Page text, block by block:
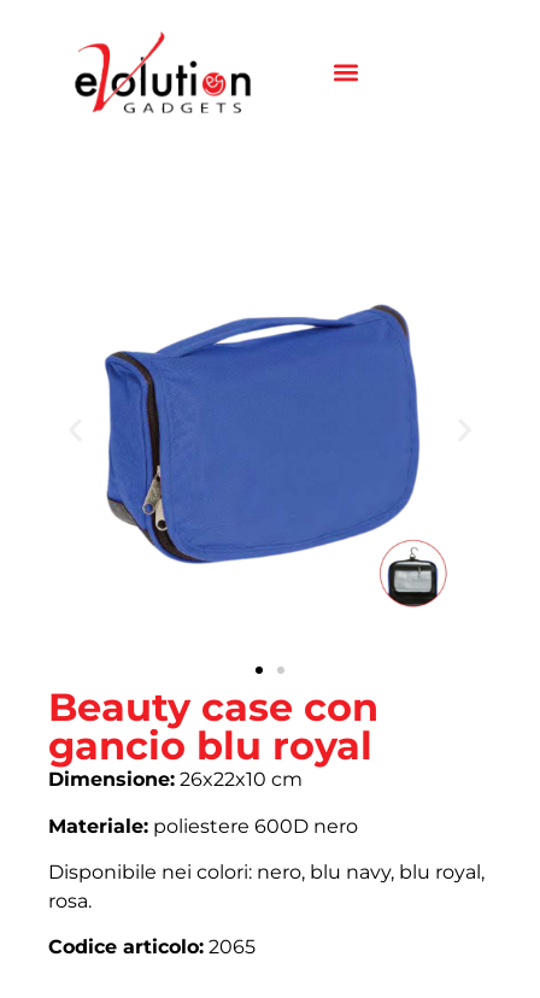
Beauty case con
gancio blu royal
Dimensione: 26x22x10 cm
Materiale: poliestere 600D nero
Disponibile nei colori: nero, blu navy, blu royal,
rosa.
Codice articolo: 2065